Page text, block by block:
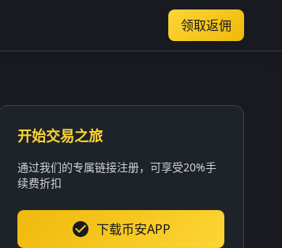
领取返佣
开始交易之旅
通过我们的专属链接注册，可享受20%手
续费折扣
下载币安APP